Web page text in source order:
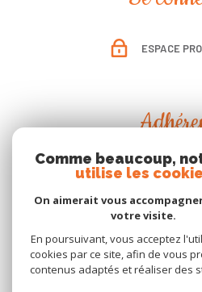
ESPACE
Comme beaucoup,
utilise les
On aimerait vous
votre visite.
En poursuivant, vous acceptez
cookies par ce site, afin de vous
contenus adaptés et réaliser des